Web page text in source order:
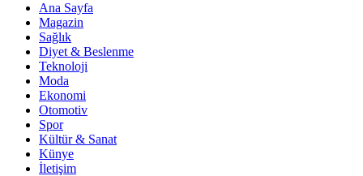
Ana Sayfa
Magazin
Sağlık
Diyet & Beslenme
Teknoloji
Moda
Ekonomi
Otomotiv
Spor
Kültür & Sanat
Künye
İletişim